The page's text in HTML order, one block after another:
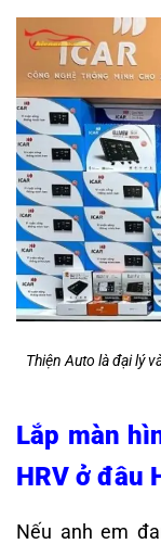
Thiện Auto là đại lý
Lắp màn
HRV ở đâu
Nếu anh em